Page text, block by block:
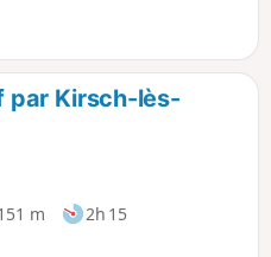
période de floraison, on
dans leur environnement
à travers la forêt
de croix et mènent
passant par l'embouchure
par Kirsch-lès-
m
2h 15